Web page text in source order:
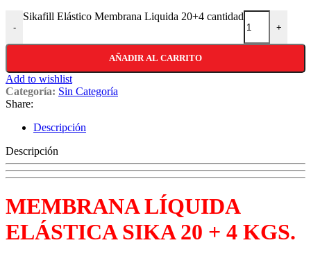
-
Sikafill Elástico Membrana Liquida 20+4 cantidad
+
AÑADIR AL CARRITO
Add to wishlist
Categoría: Sin Categoría
Share:
Descripción
Descripción
MEMBRANA LÍQUIDA
ELÁSTICA SIKA 20 + 4 KGS.